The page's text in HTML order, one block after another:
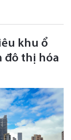
khu ổ
đô thị hóa